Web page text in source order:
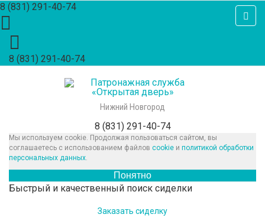
8 (831) 291-40-74
8 (831) 291-40-74
Нижний Новгород
8 (831) 291-40-74
Мы используем cookie. Продолжая пользоваться сайтом, вы
соглашаетесь с использованием файлов cookie и политикой обработки
персональных данных.
Понятно
Быстрый и качественный поиск сиделки
Заказать сиделку